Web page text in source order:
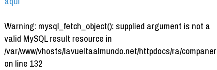
Warning: mysql_fetch_object(): supplied argument is not a
valid MySQL result resource in
/var/www/vhosts/lavueltaalmundo.net/httpdocs/ra/
on line 132